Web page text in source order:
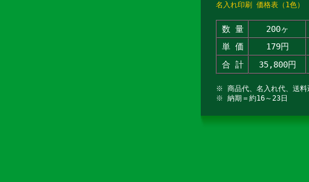
名入れ印刷 価格表（1色）
数 量 200ヶ
単 価
179円
合 計
35,800円
※ 商品代、名入れ代、送料
※ 納期＝約16～23日